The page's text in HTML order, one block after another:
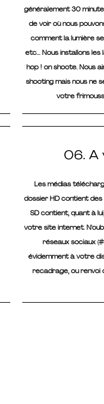
généralement 30
de voir où nous
comment la lumière
etc... Nous installons
hop ! on shoote. Nous
shooting mais nous ne
votre
06. A
Les médias
dossier HD contient des
SD contient, quant à
votre site internet.
réseaux sociaux
évidemment à votre
recadrage, ou renvoi